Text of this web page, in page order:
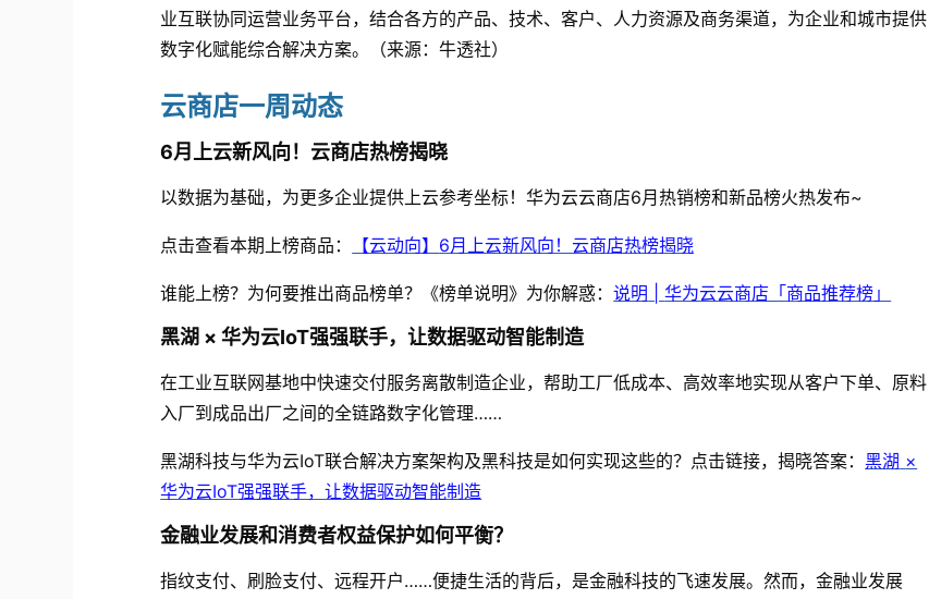
业互联协同运营业务平台，结合各方的产品、技术、客户、人力资源及商务渠道，为企业和城市提供
数字化赋能综合解决方案。（来源：牛透社）
云商店一周动态
6月上云新风向！云商店热榜揭晓
以数据为基础，为更多企业提供上云参考坐标！华为云云商店6月热销榜和新品榜火热发布~
点击查看本期上榜商品： 【云动向】 6月上云新风向！云商店热榜揭晓
谁能上榜？为何要推出商品榜单？《榜单说明》为你解惑：说明 |华为云云商店「商品推荐榜」
黑湖 × 华为云IoT强强联手，让数据驱动智能制造
在工业互联网基地中快速交付服务离散制造企业，帮助工厂低成本、高效率地实现从客户下单、原料
入厂到成品出厂之间的全链路数字化管理……
黑湖科技与华为云IoT联合解决方案架构及黑科技是如何实现这些的？点击链接，揭晓答案：黑湖 ×
华为云IoT强强联手，让数据驱动智能制造
金融业发展和消费者权益保护如何平衡？
指纹支付、刷脸支付、远程开户……便捷生活的背后，是金融科技的飞速发展。然而，金融业发展